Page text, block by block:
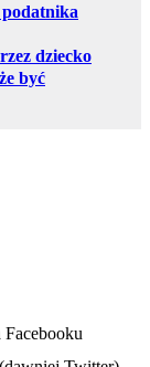
podatnika
dziecko
być